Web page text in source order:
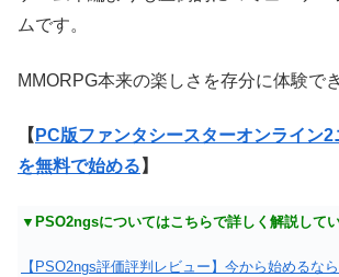
ムです。
MMORPG本来の楽しさを存分に体験で
【 PC版ファンタシースターオンライン
を無料で始める 】
▼PSO2ngsについてはこちらで詳しく解説して
【PSO2ngs評価評判レビュー】今から始めるな